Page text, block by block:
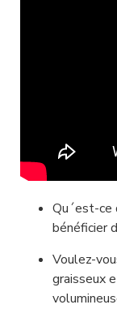
Qu´est-ce
bénéficier
Voulez-
graisseux